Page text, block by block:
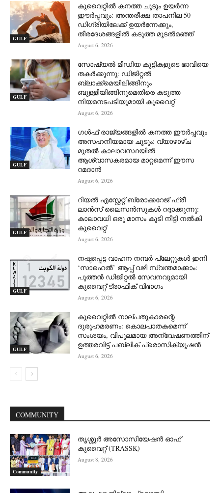
GULF
കുവൈറ്റിൽ കനത്ത ചൂടും ഉയർന്ന
ഈർപ്പവും: അന്തരീക്ഷ താപനില 50
ഡിഗ്രിയിലേക്ക് ഉയർന്നേക്കും,
തീരദേശങ്ങളിൽ കടുത്ത മൂടൽമഞ്ഞ്
August 6, 2026
GULF
സോഷ്യൽ മീഡിയ കുട്ടികളുടെ ഭാവിയെ
തകർക്കുന്നു: ഡിജിറ്റൽ
ബ്ലാക്ക്‌മെയിലിങ്ങിനും
ബുള്ളിയിങ്ങിനുമെതിരെ കടുത്ത
നിയമനടപടിയുമായി കുവൈറ്റ്
August 6, 2026
GULF
ഗൾഫ് രാജ്യങ്ങളിൽ കനത്ത ഈർപ്പവും
അസഹനീയമായ ചൂടും: വ്യാഴാഴ്ച
മുതൽ കാലാവസ്ഥയിൽ
ആശ്വാസകരമായ മാറ്റമെന്ന് ഈസ
റമദാൻ
August 6, 2026
GULF
റിയൽ എസ്റ്റേറ്റ് ബ്രോക്കറേജ് ഫ്രീ
ലാൻസ് ലൈസൻസുകൾ റദ്ദാക്കുന്നു:
കാലാവധി ഒരു മാസം കൂടി നീട്ടി നൽകി
കുവൈറ്റ്
August 6, 2026
GULF
നഷ്ടപ്പെട്ട വാഹന നമ്പർ പ്ലേറ്റുകൾ ഇനി
‘സാഹെൽ’ ആപ്പ് വഴി സ്വന്തമാക്കാം:
പുത്തൻ ഡിജിറ്റൽ സേവനവുമായി
കുവൈറ്റ് ട്രാഫിക് വിഭാഗം
August 6, 2026
GULF
കുവൈറ്റിൽ നാല്പതുകാരന്റെ
ദുരൂഹമരണം: കൊലപാതകമെന്ന്
സംശയം, വിപുലമായ അന്വേഷണത്തിന്
ഉത്തരവിട്ട് പബ്ലിക് പ്രൊസിക്യൂഷൻ
August 6, 2026
COMMUNITY
Community
തൃശ്ശൂർ അസോസിയേഷൻ ഓഫ്
കുവൈറ്റ്‌ (TRASSK)
August 8, 2026